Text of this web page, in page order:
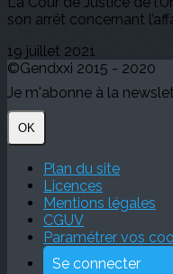
son arrêt concernant
19 juillet 2021
©Gendxxi 2015 - 2020
Je m'abonne à la
OK
Plan du site
Licences
Mentions légales
CGUV
Paramétrer vos
Se connecter